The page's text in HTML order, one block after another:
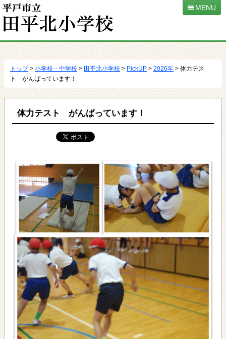
動
MENU
トップ> 小学校・中学校 > 田平北小学校 > PickUP > 2026年 > 体力テス
ト がんばっています！
体力テスト がんばっています！